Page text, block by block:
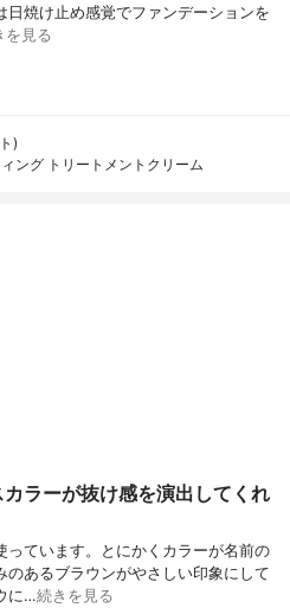
焼け止め感覚でファンデーションを
を見る
)
ング トリートメントクリーム
ラーが抜け感を演出してくれ
っています。とにかくカラーが名前の
あるブラウンがやさしい印象にして
に…続きを見る